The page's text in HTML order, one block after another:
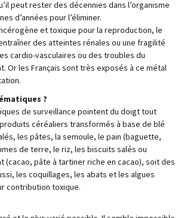
peut rester des décennies dans l’organisme
d’années pour l’éliminer.
et toxique pour la reproduction, le
des atteintes rénales ou une fragilité
cardio-vasculaires ou des troubles du
Or les Français sont très exposés à ce métal
?
de surveillance pointent du doigt tout
céréaliers transformés à base de blé
les pâtes, la semoule, le pain (baguette,
de terre, le riz, les biscuits salés ou
(cacao, pâte à tartiner riche en cacao), soit des
les coquillages, les abats et les algues
contribution toxique.